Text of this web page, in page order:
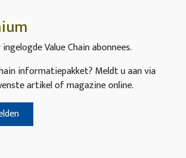
Value Chain abonnees.
informatiepakket? Meldt u aan via
artikel of magazine online.